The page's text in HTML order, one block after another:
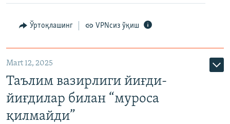
Ўртоқлашинг VPNсиз ўқиш
Mart 12, 2025
Таълим вазирлиги йиғди-
йиғдилар билан “муроса
қилмайди”